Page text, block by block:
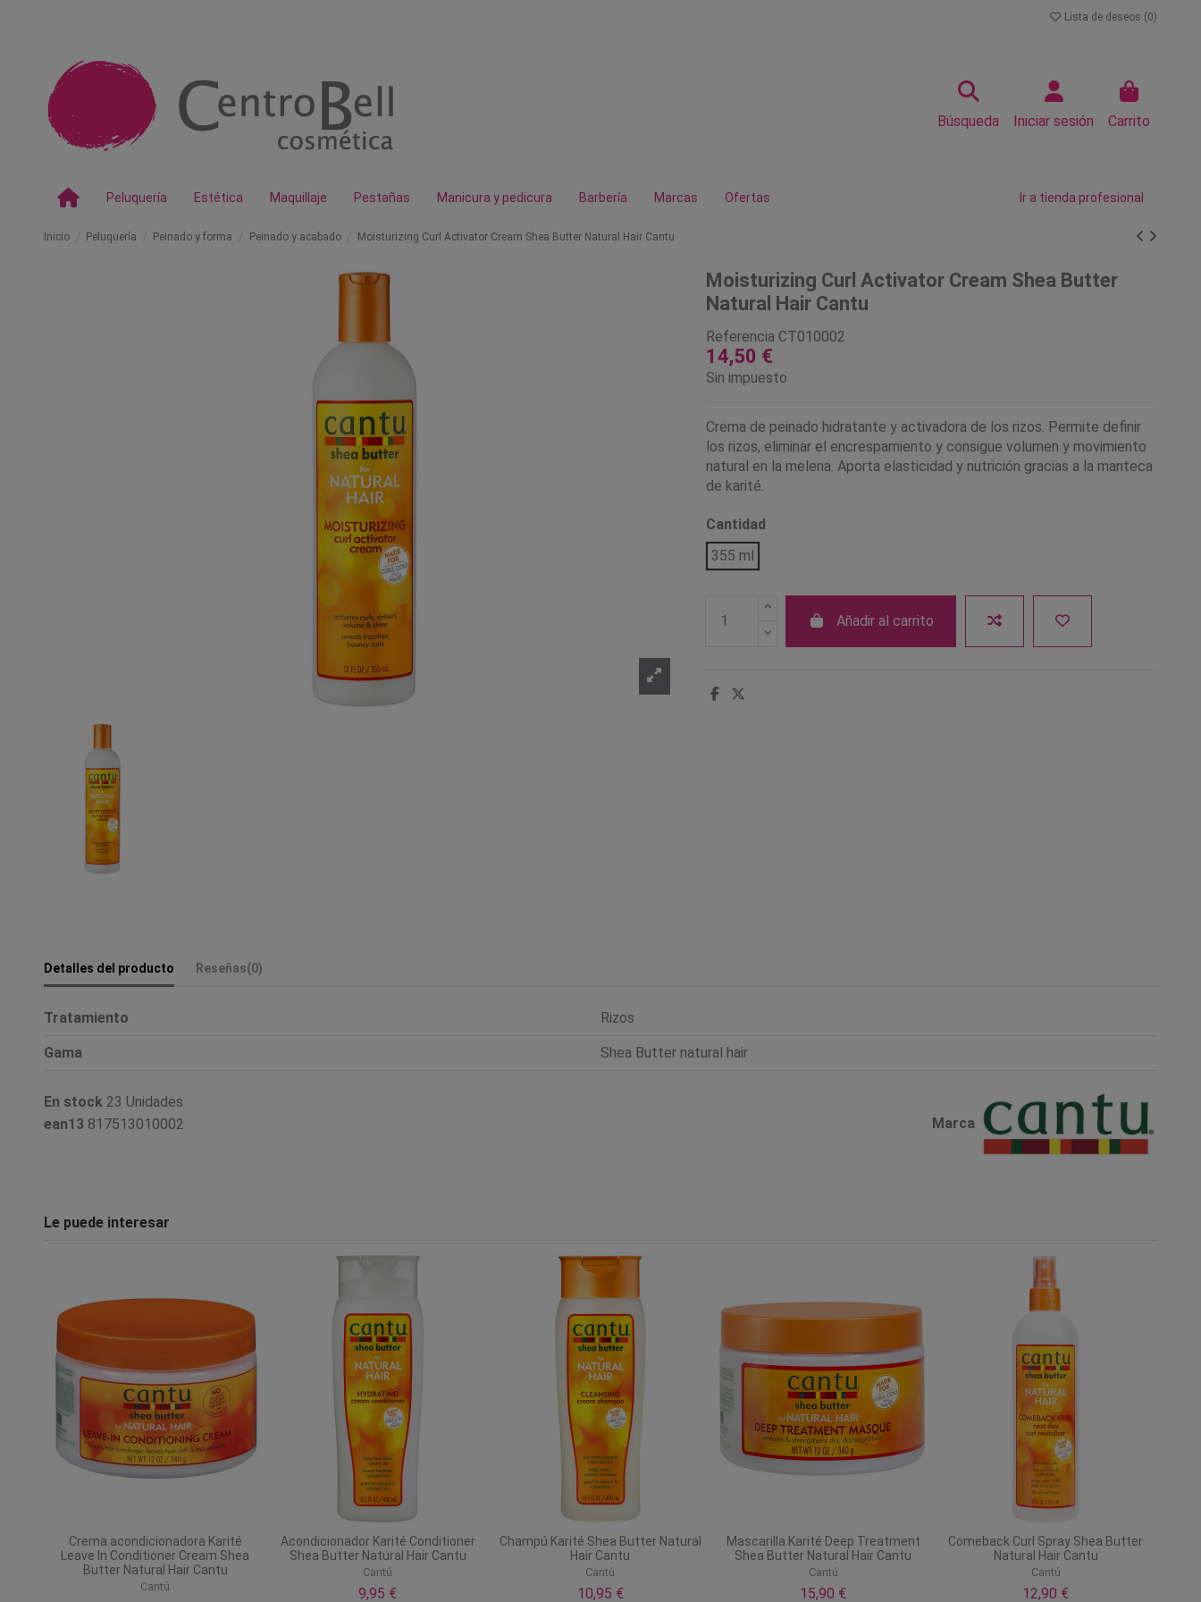
Lista de deseos (0)
Búsqueda Iniciar sesión Carrito
Peluquería Estética Maquillaje Pestañas Manicura y pedicura Barbería Marcas Ofertas Ir a tienda profesional
Inicio Peluquería Peinado y forma Peinado y acabado Moisturizing Curl Activator Cream Shea Butter Natural Hair Cantu
Moisturizing Curl Activator Cream Shea Butter
Natural Hair Cantu
Referencia CT010002
14,50 €
Sin impuesto
Crema de peinado hidratante y activadora de los rizos. Permite definir
los rizos, eliminar el encrespamiento y consigue volumen y movimiento
natural en la melena. Aporta elasticidad y nutrición gracias a la manteca
de karité.
Cantidad
355 ml
Añadir al carrito
Detalles del producto Reseñas(0)
Tratamiento Rizos
Gama Shea Butter natural hair
Marca
En stock 23 Unidades
ean13 817513010002
Le puede interesar
Crema acondicionadora Karité
Leave In Conditioner Cream Shea
Butter Natural Hair Cantu
Cantú
Acondicionador Karité Conditioner
Shea Butter Natural Hair Cantu
Cantú
9,95 €
Champú Karité Shea Butter Natural
Hair Cantu
Cantú
10,95 €
Mascarilla Karité Deep Treatment
Shea Butter Natural Hair Cantu
Cantú
15,90 €
Comeback Curl Spray Shea Butter
Natural Hair Cantu
Cantú
12,90 €